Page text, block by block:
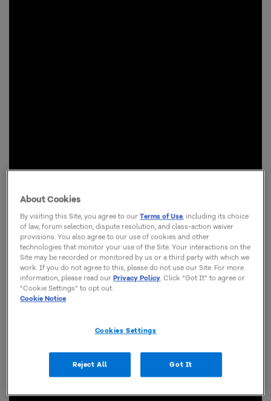
About Cookies
By visiting this Site, you agree to ourTerms of Use, including its choice
of law, forum selection, dispute resolution, and class-action waiver
provisions. You also agree to our use of cookies and other
technologies that monitor your use of the Site. Your interactions on the
Site may be recorded or monitored by us or a third party with which we
work. If you do not agree to this, please do not use our Site. For more
information, please read ourPrivacy Policy. Click “Got It” to agree or
“Cookie Settings” to opt out.
Cookie Notice
Cookies Settings
Reject All Got It